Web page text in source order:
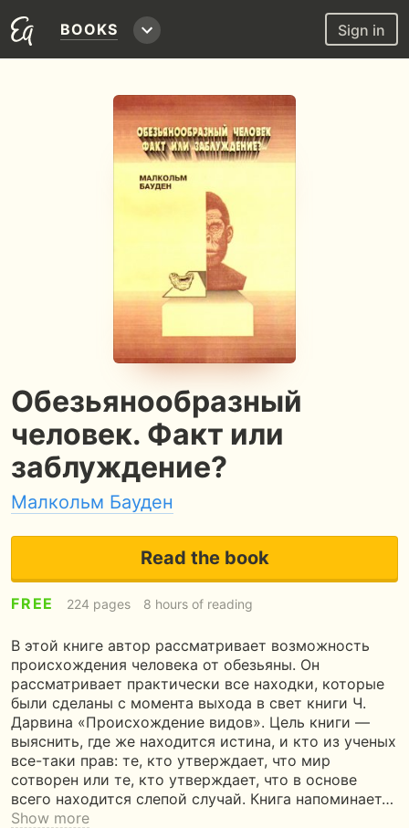
BOOKS Sign in
Обезьянообразный
человек. Факт или
заблуждение?
Малкольм Бауден
Read the book
FREE 224 pages 8 hours of reading
В этой книге автор рассматривает возможность
происхождения человека от обезьяны. Он
рассматривает практически все находки, которые
были сделаны с момента выхода в свет книги Ч.
Дарвина «Происхождение видов». Цель книги —
выяснить, где же находится истина, и кто из ученых
все-таки прав: те, кто утверждает, что мир
сотворен или те, кто утверждает, что в основе
всего находится слепой случай. Книга напоминает…
Show more